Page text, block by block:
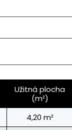
Užitná plocha
(m²)
4,20 m²